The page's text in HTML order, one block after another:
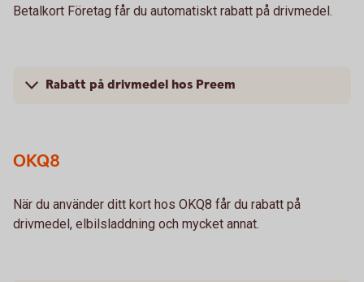
Betalkort Företag får du automatiskt rabatt på drivmedel.
Rabatt på drivmedel hos Preem
OKQ8
När du använder ditt kort hos OKQ8 får du rabatt på
drivmedel, elbilsladdning och mycket annat.